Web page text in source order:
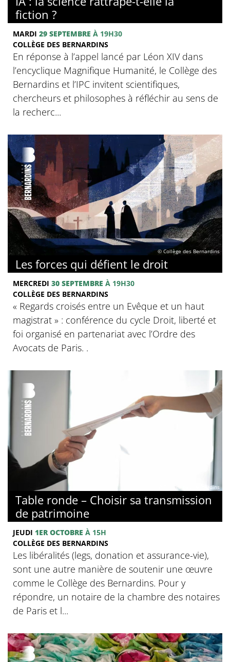
fiction ?
MARDI 29 SEPTEMBRE À 19H30
COLLÈGE DES BERNARDINS
En réponse à l’appel lancé par Léon XIV dans
l’encyclique Magnifique Humanité, le Collège des
Bernardins et l’IPC invitent scientifiques,
chercheurs et philosophes à réfléchir au sens de
la recherc...
© Collège des Bernardins
Les forces qui défient le droit
MERCREDI 30 SEPTEMBRE À 19H30
COLLÈGE DES BERNARDINS
« Regards croisés entre un Evêque et un haut
magistrat » : conférence du cycle Droit, liberté et
foi organisé en partenariat avec l’Ordre des
Avocats de Paris. .
© Collège des Bernardins
Table ronde – Choisir sa transmission
de patrimoine
JEUDI 1ER OCTOBRE À 15H
COLLÈGE DES BERNARDINS
Les libéralités (legs, donation et assurance-vie),
sont une autre manière de soutenir une œuvre
comme le Collège des Bernardins. Pour y
répondre, un notaire de la chambre des notaires
de Paris et l...